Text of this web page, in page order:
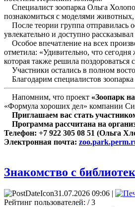
Специалист зоопарка Ольга
познакомиться с моделями
После теории группа отправилась
увлекательно и доступно
Особое впечатление на всех
отметила: «Удивительно, что
которая также решила поздороваться
Участники остались в полном
Благодарим специалистов
Напомним, что проект «Зоопарк
«Формула хороших дел» компании
Приглашаем вас стать
Программа рассчитана на
Телефон: +7 922 305 08 51 (Ольга
Электронная почта:
Знакомство с
31.07.2026 09:06 |
Рейтинг пользователей: / 3